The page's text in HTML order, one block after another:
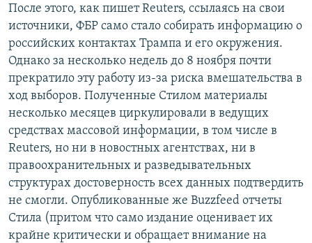
После этого, как пишет Reuters, ссылаясь на свои
источники, ФБР само стало собирать информацию о
российских контактах Трампа и его окружения.
Однако за несколько недель до 8 ноября почти
прекратило эту работу из-за риска вмешательства в
ход выборов. Полученные Стилом материалы
несколько месяцев циркулировали в ведущих
средствах массовой информации, в том числе в
Reuters, но ни в новостных агентствах, ни в
правоохранительных и разведывательных
структурах достоверность всех данных подтвердить
не смогли. Опубликованные же Buzzfeed отчеты
Стила (притом что само издание оценивает их
крайне критически и обращает внимание на